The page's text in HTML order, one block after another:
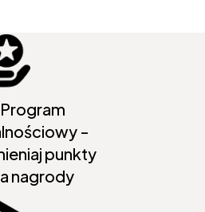
Program
-
punkty
nagrody